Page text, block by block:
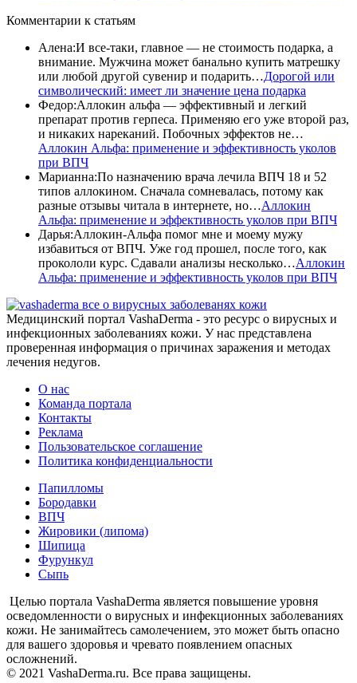
Комментарии к статьям
Алена:И все-таки, главное — не стоимость подарка, а
внимание. Мужчина может банально купить матрешку
или любой другой сувенир и подарить…Дорогой или
символический: имеет ли значение цена подарка
Федор:Аллокин альфа — эффективный и легкий
препарат против герпеса. Применяю его уже второй раз,
и никаких нареканий. Побочных эффектов не…
Аллокин Альфа: применение и эффективность уколов
при ВПЧ
Марианна:По назначению врача лечила ВПЧ 18 и 52
типов аллокином. Сначала сомневалась, потому как
разные отзывы читала в интернете, но…Аллокин
Альфа: применение и эффективность уколов при ВПЧ
Дарья:Аллокин-Альфа помог мне и моему мужу
избавиться от ВПЧ. Уже год прошел, после того, как
прокололи курс. Сдавали анализы несколько…Аллокин
Альфа: применение и эффективность уколов при ВПЧ
все о вирусных заболеванях кожи
Медицинский портал VashaDerma - это ресурс о вирусных и
инфекционных заболеваниях кожи. У нас представлена
проверенная информация о причинах заражения и методах
лечения недугов.
О нас
Команда портала
Контакты
Реклама
Пользовательское соглашение
Политика конфиденциальности
Папилломы
Бородавки
ВПЧ
Жировики (липома)
Шипица
Фурункул
Сыпь
Целью портала VashaDerma является повышение уровня
осведомленности о вирусных и инфекционных заболеваниях
кожи. Не занимайтесь самолечением, это может быть опасно
для вашего здоровья и чревато появлением опасных
осложнений.
© 2021 VashaDerma.ru. Все права защищены.